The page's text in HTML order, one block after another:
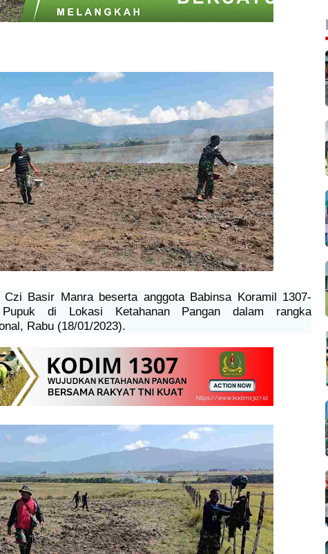
Basir Manra beserta anggota Babinsa Koramil 1307-
Pupuk di Lokasi Ketahanan Pangan dalam rangka
Rabu (18/01/2023).